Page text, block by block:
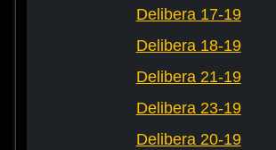
Delibera 17-19
Delibera 18-19
Delibera 21-19
Delibera 23-19
Delibera 20-19